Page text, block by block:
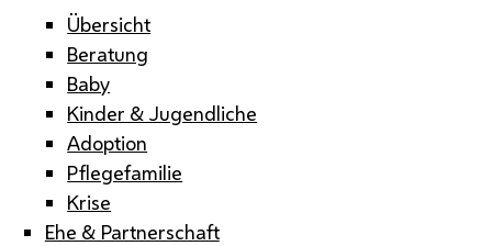
Übersicht
Beratung
Baby
Kinder & Jugendliche
Adoption
Pflegefamilie
Krise
Ehe & Partnerschaft